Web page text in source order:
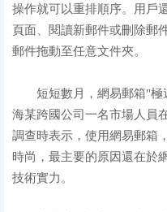
操作就可以重排順序。用戶
頁面、閱讀新郵件或刪除郵
郵件拖動至任意文件夾。
短短數月，網易郵箱"極
海某跨國公司一名市場人員
調查時表示，使用網易郵箱
時尚，最主要的原因還在於
技術實力。